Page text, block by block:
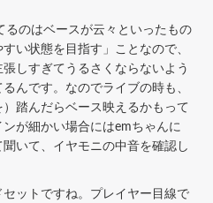
るのはベースが云々といったもの
い状態を目指す」ことなので、
しすぎてうるさくならないよう
んです。なのでライブの時も、
踏んだらベース映えるかもって
が細かい場合にはemちゃんに
聞いて、イヤモニの中音を確認し
ットですね。プレイヤー目線で